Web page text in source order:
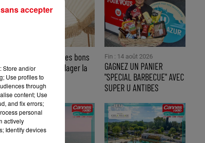
Coup de soleil : les bons
gestes pour soulager la
brûlure et...
Fin : 14 août 2026
GAGNEZ UN PANIER
"SPECIAL BARBECUE" AVEC
SUPER U ANTIBES
Store and/or
Use profiles to
through
content; Use
and fix errors;
personal
actively
Identify devices
accepter